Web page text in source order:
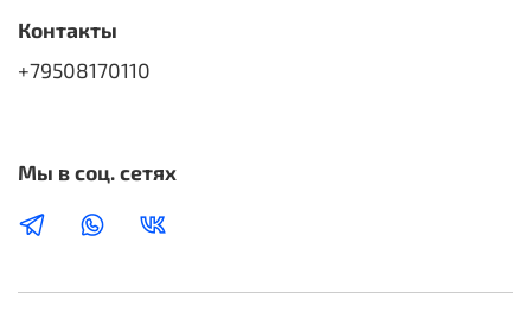
Контакты
+79508170110
Мы в соц. сетях